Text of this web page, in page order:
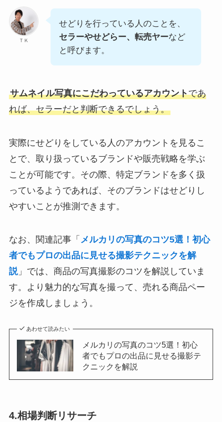
ＴＫ
せどりを行っている人のことを、
セラーやせどらー、転売ヤーなど
と呼びます。
サムネイル写真にこだわっているアカウントであ
れば、セラーだと判断できるでしょう。
実際にせどりをしている人のアカウントを見るこ
とで、取り扱っているブランドや販売戦略を学ぶ
ことが可能です。その際、特定ブランドを多く扱
っているようであれば、そのブランドはせどりし
やすいことが推測できます。
なお、関連記事「 メルカリの写真のコツ5選！初心
者でもプロの出品に見せる撮影テクニックを解
説」では、商品の写真撮影のコツを解説していま
す。より魅力的な写真を撮って、売れる商品ペー
ジを作成しましょう。
あわせて読みたい
メルカリの写真のコツ5選！初心
者でもプロの出品に見せる撮影テ
クニックを解説
4.相場判断リサーチ